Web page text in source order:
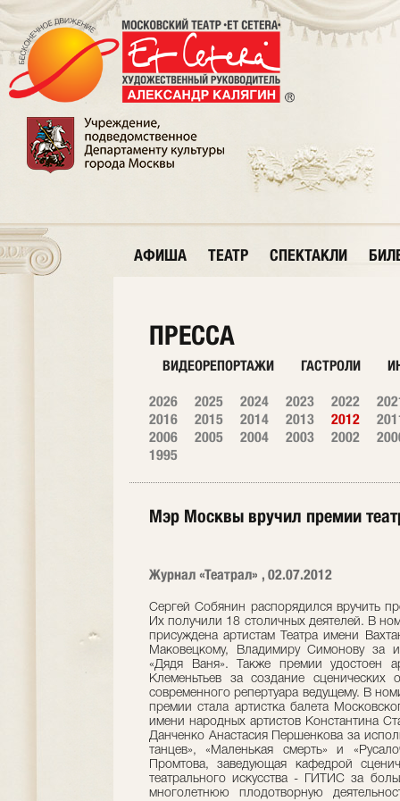
АФИША ТЕАТР СПЕКТАКЛИ
ПРЕССА
ВИДЕОРЕПОРТАЖИ ГАСТРОЛИ
2026 2025 2024 2023 2022
2016
2015 2014 2013 2012
2006
2005 2004 2003 2002
1995
Мэр Москвы вручил премии
Журнал «Театрал» , 02.07.2012
Сергей Собянин распорядился вручить
Их получили 18 столичных деятелей. В
присуждена артистам Театра имени
Маковецкому, Владимиру Симонову за
«Дядя Ваня». Также премии удостоен
Клеменьтьев за создание сценических
современного репертуара ведущему. В
премии стала артистка балета
имени народных артистов Константина
Данченко Анастасия Першенкова за
танцев», «Маленькая смерть» и
Промтова, заведующая кафедрой
театрального искусства - ГИТИС за
многолетнюю плодотворную